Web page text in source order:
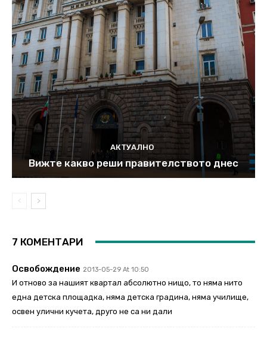
АКТУАЛНО
Вижте какво реши правителството днес
7 КОМЕНТАРИ
Освобождение 2013-05-29 At 10:50
И отново за нашият квартал абсолютно нищо, то няма нито
една детска площадка, няма детска градина, няма училище,
освен улични кучета, друго не са ни дали